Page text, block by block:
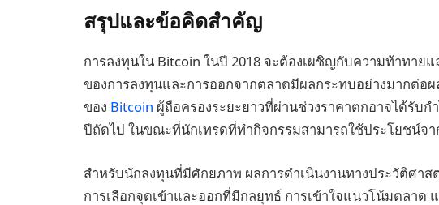
สรุปและข้อคิดสำคัญ
การลงทุนใน Bitcoin ในปี 2018 จะต้องเผชิญกับความท้าทาย
ของการลงทุนและการออกจากตลาดมีผลกระทบอย่างมากต่อ
ของ Bitcoin ผู้ถือครองระยะยาวที่ผ่านช่วงราคาตกอาจได้รับ
ปีถัดไป ในขณะที่นักเทรดที่ทำกิจกรรมสามารถใช้ประโยชน์จ
สำหรับนักลงทุนที่มีศักยภาพ ผลการดำเนินงานทางประวัติศา
การเลือกจุดเข้าและออกที่มีกลยุทธ์ การเข้าใจแนวโน้มตลาด